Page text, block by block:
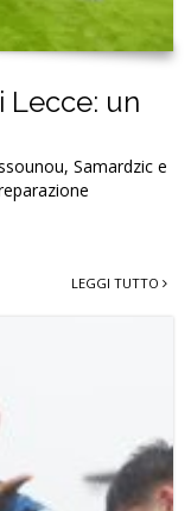
Lecce: un
Samardzic e
LEGGI TUTTO